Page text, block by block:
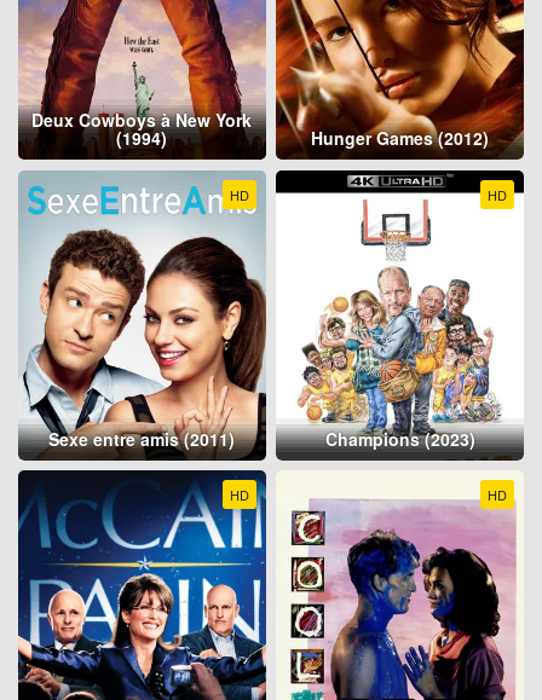
Deux Cowboys à New York
(1994) Hunger Games (2012)
HD
Sexe entre amis (2011)
HD
Champions (2023)
HD HD